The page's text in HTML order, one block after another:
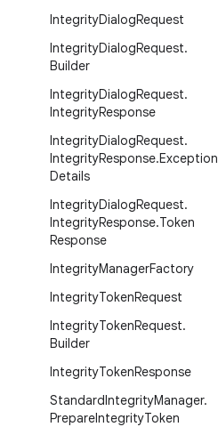
IntegrityDialogRequest
IntegrityDialogRequest.
Builder
IntegrityDialogRequest.
IntegrityResponse
IntegrityDialogRequest.
IntegrityResponse.Exception
Details
IntegrityDialogRequest.
IntegrityResponse.Token
Response
IntegrityManagerFactory
IntegrityTokenRequest
IntegrityTokenRequest.
Builder
IntegrityTokenResponse
StandardIntegrityManager.
PrepareIntegrityToken